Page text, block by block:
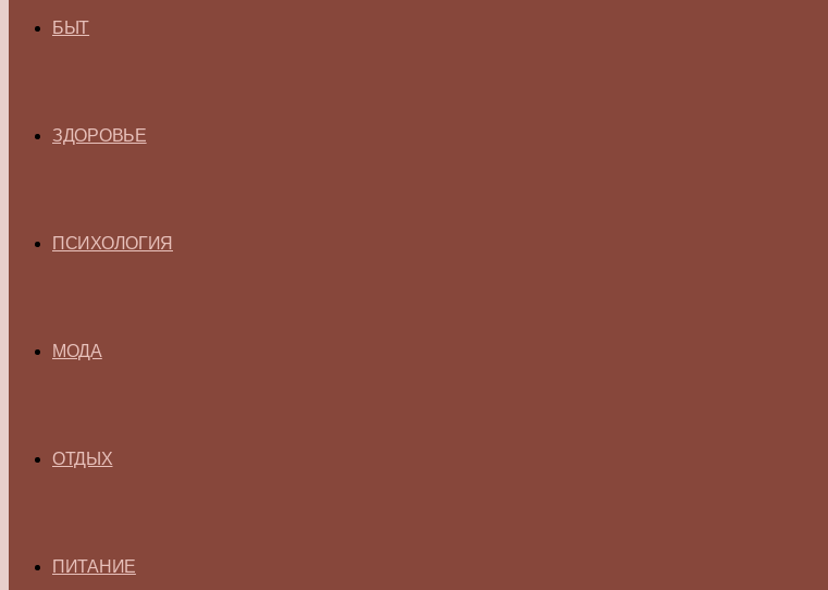
БЫТ
ЗДОРОВЬЕ
ПСИХОЛОГИЯ
МОДА
ОТДЫХ
ПИТАНИЕ